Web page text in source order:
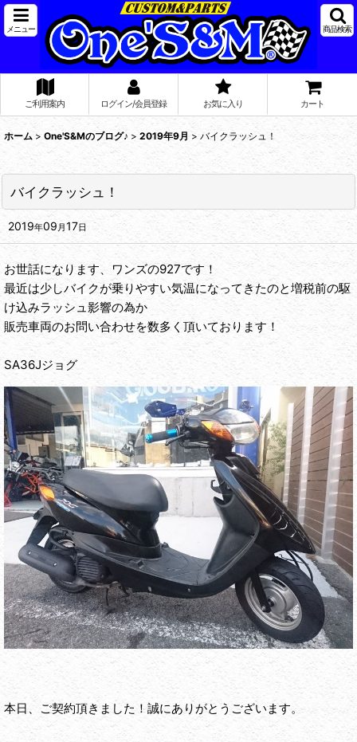
メニュー 商品検索
ご利用案内 ログイン/会員登録 お気に入り カート
ホーム > One'S&Mのブログ♪ > 2019年9月 > バイクラッシュ！
バイクラッシュ！
2019年09月17日
お世話になります、ワンズの927です！
最近は少しバイクが乗りやすい気温になってきたのと増税前の駆
け込みラッシュ影響の為か
販売車両のお問い合わせを数多く頂いております！
SA36Jジョグ
本日、ご契約頂きました！誠にありがとうございます。